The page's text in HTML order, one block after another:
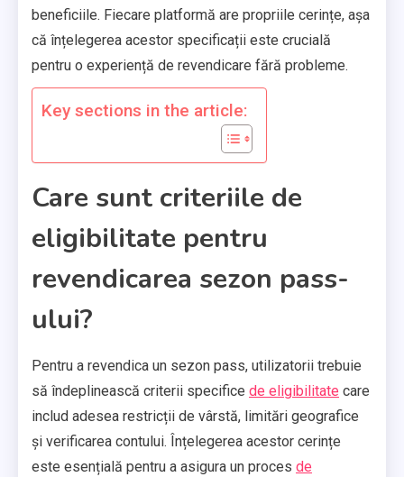
beneficiile. Fiecare platformă are propriile cerințe, așa
că înțelegerea acestor specificații este crucială
pentru o experiență de revendicare fără probleme.
Key sections in the article:
Care sunt criteriile de
eligibilitate pentru
revendicarea sezon pass-
ului?
Pentru a revendica un sezon pass, utilizatorii trebuie
să îndeplinească criterii specifice de eligibilitate care
includ adesea restricții de vârstă, limitări geografice
și verificarea contului. Înțelegerea acestor cerințe
este esențială pentru a asigura un proces de